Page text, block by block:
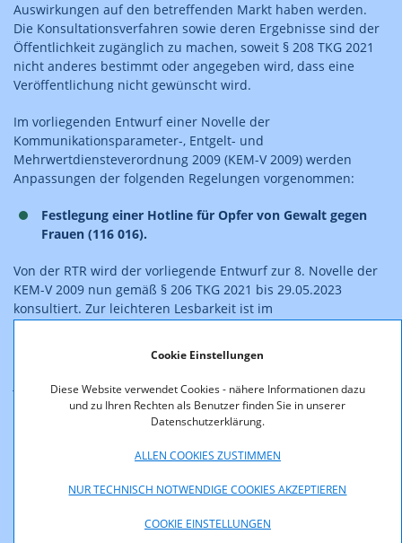
Cookie Einstellungen
Diese Website verwendet Cookies - nähere Informationen dazu
und zu Ihren Rechten als Benutzer finden Sie in unserer
Datenschutzerklärung.
ALLEN COOKIES ZUSTIMMEN
NUR TECHNISCH NOTWENDIGE COOKIES AKZEPTIEREN
COOKIE EINSTELLUNGEN
Auswirkungen auf den betreffenden Markt haben werden.
Die Konsultationsverfahren sowie deren Ergebnisse sind der
Öffentlichkeit zugänglich zu machen, soweit § 208 TKG 2021
nicht anderes bestimmt oder angegeben wird, dass eine
Veröffentlichung nicht gewünscht wird.
Im vorliegenden Entwurf einer Novelle der
Kommunikationsparameter-, Entgelt- und
Mehrwertdiensteverordnung 2009 (KEM-V 2009) werden
Anpassungen der folgenden Regelungen vorgenommen:
Festlegung einer Hotline für Opfer von Gewalt gegen
Frauen (116 016).
Von der RTR wird der vorliegende Entwurf zur 8. Novelle der
KEM-V 2009 nun gemäß § 206 TKG 2021 bis 29.05.2023
konsultiert. Zur leichteren Lesbarkeit ist im
Verordnung eingearbeitet, erläuternde Bemerkungen sind
jeweils direkt angefügt. Nachdem die Novelle lediglich die
Festlegung einer zusätzlichen öffentlichen Kurzrufnummer
für harmonisierte Dienste von sozialem Wert vorsieht, sind in
Stellungnahmen zum Entwurf der 8. Novelle der KEM-V 2009